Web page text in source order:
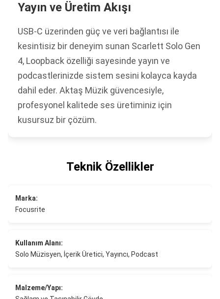
Yayın ve Üretim Akışı
USB-C üzerinden güç ve veri bağlantısı ile
kesintisiz bir deneyim sunan Scarlett Solo Gen
4, Loopback özelliği sayesinde yayın ve
podcastlerinizde sistem sesini kolayca kayda
dahil eder. Aktaş Müzik güvencesiyle,
profesyonel kalitede ses üretiminiz için
kusursuz bir çözüm.
Teknik Özellikler
Marka:
Focusrite
Kullanım Alanı:
Solo Müzisyen, İçerik Üretici, Yayıncı, Podcast
Malzeme/Yapı: